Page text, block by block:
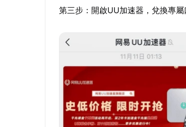
第三步：開啟UU加速器，兌換專屬